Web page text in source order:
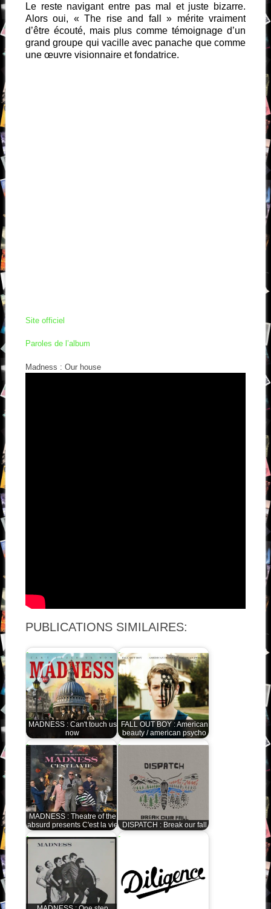
Le reste navigant entre pas mal et juste bizarre.
Alors oui, « The rise and fall » mérite vraiment
d’être écouté, mais plus comme témoignage d’un
grand groupe qui vacille avec panache que comme
une œuvre visionnaire et fondatrice.
Site officiel
Paroles de l’album
Madness : Our house
PUBLICATIONS SIMILAIRES:
MADNESS : Can't touch us
now
FALL OUT BOY : American
beauty / american psycho
MADNESS : Theatre of the
absurd presents C'est la vie
DISPATCH : Break our fall